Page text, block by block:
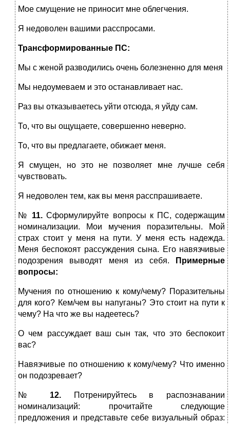
Мое смущение не приносит мне облегчения.
Я недоволен вашими расспросами.
Трансформированные ПС:
Мы с женой разводились очень болезненно для меня
Мы недоумеваем и это останавливает нас.
Раз вы отказываетесь уйти отсюда, я уйду сам.
То, что вы ощущаете, совершенно неверно.
То, что вы предлагаете, обижает меня.
Я смущен, но это не позволяет мне лучше себя
чувствовать.
Я недоволен тем, как вы меня расспрашиваете.
№ 11. Сформулируйте вопросы к ПС, содержащим
номинализации. Мои мучения поразительны. Мой
страх стоит у меня на пути. У меня есть надежда.
Меня беспокоят рассуждения сына. Его навязчивые
подозрения выводят меня из себя.
Примерные
вопросы:
Мучения по отношению к кому/чему? Поразительны
для кого? Кем/чем вы напуганы? Это стоит на пути к
чему? На что же вы надеетесь?
О чем рассуждает ваш сын так, что это беспокоит
вас?
Навязчивые по отношению к кому/чему? Что именно
он подозревает?
№ 12. Потренируйтесь в распознавании
номинализаций: прочитайте следующие
предложения и представьте себе визуальный образ: